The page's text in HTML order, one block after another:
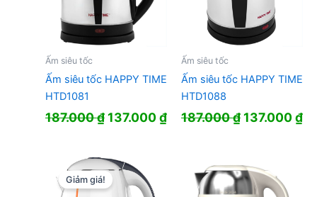
Ấm siêu tốc
Ấm siêu tốc HAPPY TIME
HTD1081
187.000₫ Giá
187.000 ₫.
137.000₫Giá
137.000 ₫.
Ấm siêu tốc
Ấm siêu tốc HAPPY TIME
HTD1088
187.000₫Giá
187.000 ₫.
137.000₫
Giảm giá!